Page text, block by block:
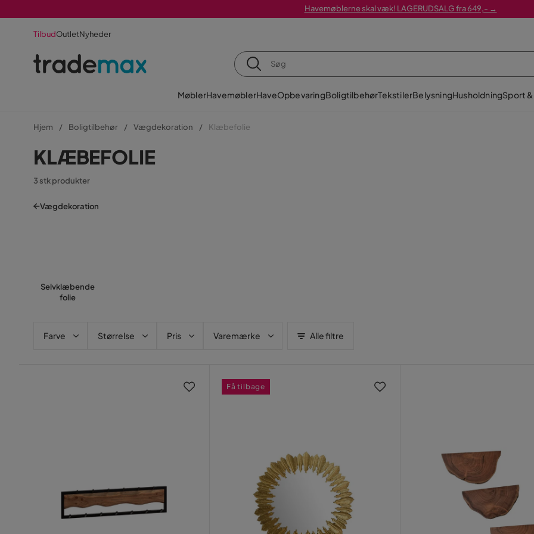
Havemøblerne skal væk! LAGERUDSALG fra 649,- →
TilbudOutletNyheder
MøblerHavemøblerHaveOpbevaringBoligtilbehørTekstilerBelysningHusholdningSport
Hjem Boligtilbehør Vægdekoration Klæbefolie
KLÆBEFOLIE
3 stk produkter
Vægdekoration
Selvklæbende
folie
Farve Størrelse Pris Varemærke Alle filtre
Få tilbage